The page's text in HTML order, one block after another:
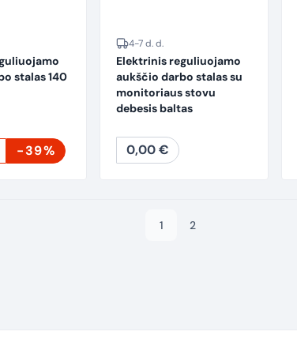
stalas 140
Current
price
-39%
4-7 d. d.
Elektrinis reguliuojamo
aukščio darbo stalas su
monitoriaus stovu
debesis baltas
0,00€
1 2